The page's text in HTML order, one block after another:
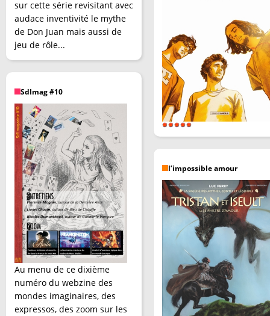
sur cette série revisitant avec
audace inventivité le mythe
de Don Juan mais aussi de
jeu de rôle...
SdImag #10
Au menu de ce dixième
numéro du webzine des
mondes imaginaires, des
expressos, des zoom sur les
l’impossible amour